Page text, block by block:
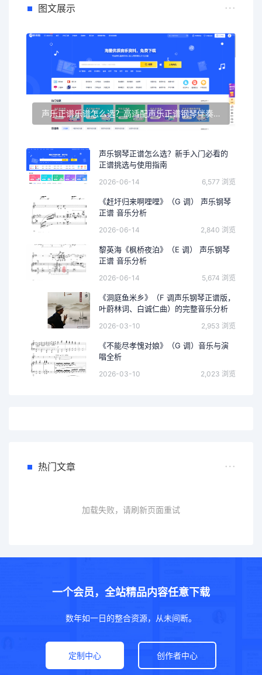
图文展示
声乐正谱乐谱怎么选？高适配声乐正谱钢琴伴奏资源推荐
声乐钢琴正谱怎么选？新手入门必看的
正谱挑选与使用指南
2026-06-14 6,577 浏览
《赶圩归来啊哩哩》（G 调） 声乐钢琴
正谱 音乐分析
2026-06-14 2,840 浏览
黎英海《枫桥夜泊》（E 调） 声乐钢琴
正谱 音乐分析
2026-06-14 5,674 浏览
《洞庭鱼米乡》（F 调声乐钢琴正谱版，
叶蔚林词、白诚仁曲）的完整音乐分析
2026-03-10 2,953 浏览
《不能尽孝愧对娘》（G 调）音乐与演
唱全析
2026-03-10 2,023 浏览
热门文章
加载失败，请刷新页面重试
一个会员，全站精品内容任意下载
数年如一日的整合资源，从未间断。
定制中心 创作者中心